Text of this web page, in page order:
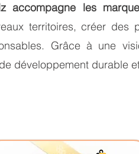
accompagne les
territoires, créer des
Grâce à une
développement durable